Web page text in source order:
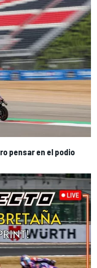
pensar en el podio